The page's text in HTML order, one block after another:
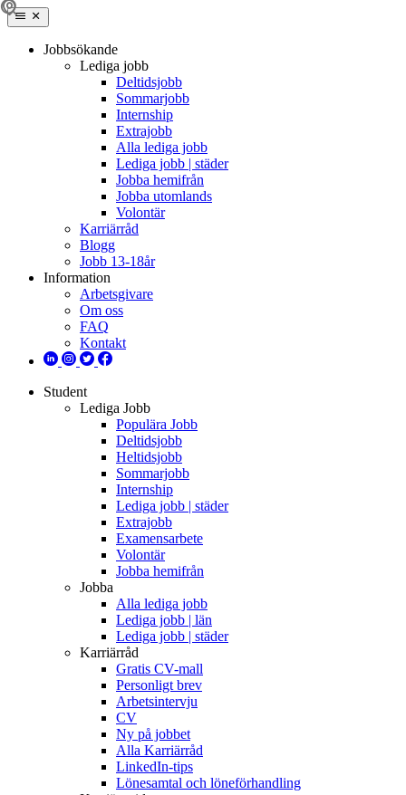
Jobbsökande
Lediga jobb
Deltidsjobb
Sommarjobb
Internship
Extrajobb
Alla lediga jobb
Lediga jobb | städer
Jobba hemifrån
Jobba utomlands
Volontär
Karriärråd
Blogg
Jobb 13-18år
Information
Arbetsgivare
Om oss
FAQ
Kontakt
Student
Lediga Jobb
Populära Jobb
Deltidsjobb
Heltidsjobb
Sommarjobb
Internship
Lediga jobb | städer
Extrajobb
Examensarbete
Volontär
Jobba hemifrån
Jobba
Alla lediga jobb
Lediga jobb | län
Lediga jobb | städer
Karriärråd
Gratis CV-mall
Personligt brev
Arbetsintervju
CV
Ny på jobbet
Alla Karriärråd
LinkedIn-tips
Lönesamtal och löneförhandling